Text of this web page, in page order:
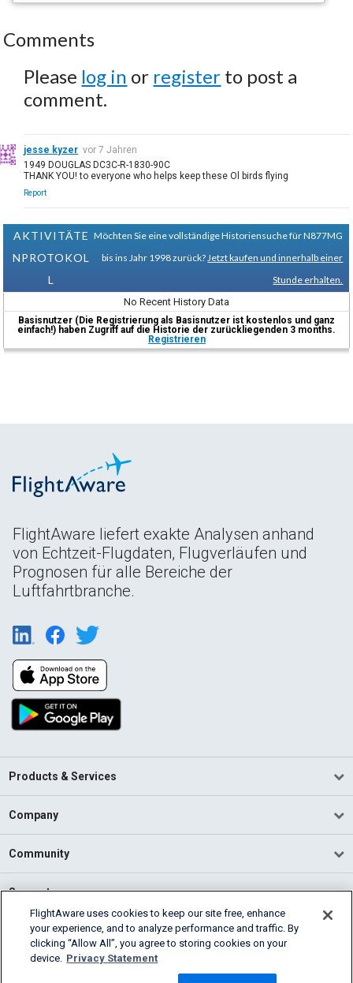
Comments
Please log in or register to post a
comment.
jesse kyzer vor 7 Jahren
1949 DOUGLAS DC3C-R-1830-90C
THANK YOU! to everyone who helps keep these Ol birds flying
Report
AKTIVITÄTE
NPROTOKOL
L
Möchten Sie eine vollständige Historiensuche für N877MG
bis ins Jahr 1998 zurück? Jetzt kaufen und innerhalb einer
Stunde erhalten.
No Recent History Data
Basisnutzer (Die Registrierung als Basisnutzer ist kostenlos und ganz
einfach!) haben Zugriff auf die Historie der zurückliegenden 3 months.
Registrieren
FlightAware liefert exakte Analysen anhand
von Echtzeit-Flugdaten, Flugverläufen und
Prognosen für alle Bereiche der
Luftfahrtbranche.
Products & Services
Company
Community
Support
English (USA)
2026 FlightAware
Cookie Settings
FlightAware uses cookies to keep our site free, enhance
your experience, and to analyze performance and traffic. By
clicking “Allow All”, you agree to storing cookies on your
device. Privacy Statement